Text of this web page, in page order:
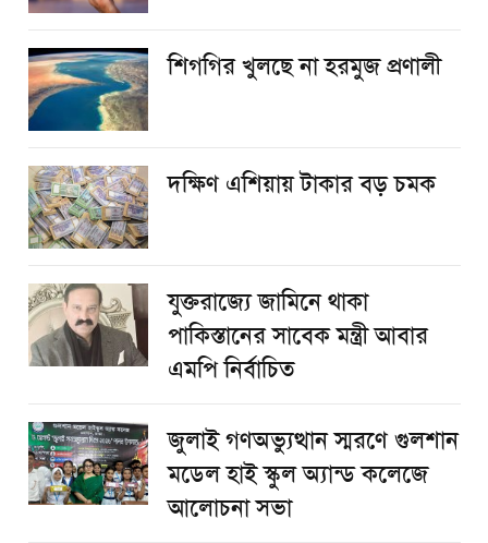
শিগগির খুলছে না হরমুজ প্রণালী
দক্ষিণ এশিয়ায় টাকার বড় চমক
যুক্তরাজ্যে জামিনে থাকা
পাকিস্তানের সাবেক মন্ত্রী আবার
এমপি নির্বাচিত
জুলাই গণঅভ্যুত্থান স্মরণে গুলশান
মডেল হাই স্কুল অ্যান্ড কলেজে
আলোচনা সভা